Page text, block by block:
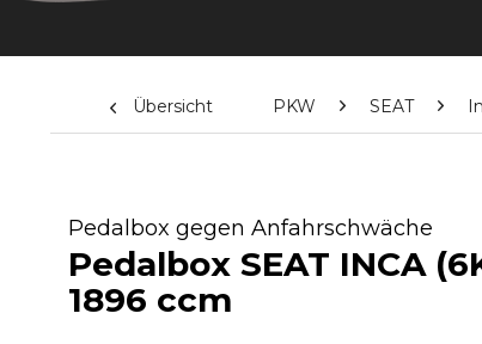
Übersicht PKW SEAT
Pedalbox gegen Anfahrschwäche
Pedalbox SEAT INCA
1896 ccm